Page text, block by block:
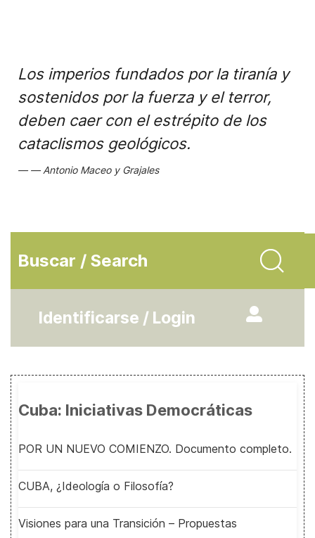
Los imperios fundados por la tiranía y
sostenidos por la fuerza y el terror,
deben caer con el estrépito de los
cataclismos geológicos.
Antonio Maceo y Grajales
Buscar / Search
Identificarse / Login
Cuba: Iniciativas Democráticas
POR UN NUEVO COMIENZO. Documento completo.
CUBA, ¿Ideología o Filosofía?
Visiones para una Transición – Propuestas